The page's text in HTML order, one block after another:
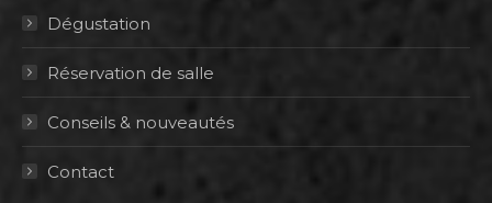
Dégustation
Réservation de salle
Conseils & nouveautés
Contact